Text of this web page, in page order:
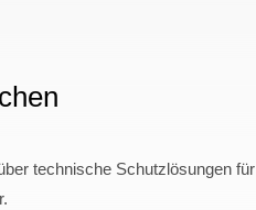
technische Schutzlösungen für